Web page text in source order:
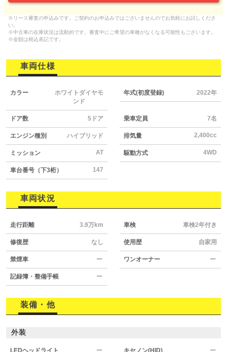
※リース審査の申込みです。ご契約のお申込みではございませんのでお気軽にお試しくださ
い。
※中古車の在庫状況は流動的です。審査中にご希望の車種がなくなる可能性もございます。
※金額は税込表記です。
車両仕様
カラー
ホワイトダイヤモ
ンド
年式(初度登録) 2022年
ドア数 5ドア 乗車定員 7名
エンジン種別 ハイブリッド 排気量 2,400cc
ミッション AT 駆動方式 4WD
車台番号（下3桁） 147
車両状況
走行距離 3.9万km 車検 車検2年付き
修復歴 なし 使用歴 自家用
禁煙車 ー ワンオーナー ー
記録簿・整備手帳 ー
装備・他
外装
LEDヘッドライト ー キセノン(HID) ー